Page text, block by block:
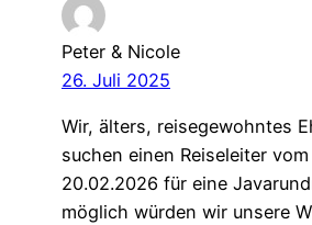
Peter & Nicole
26. Juli 2025
Wir, älters, reisegewohntes
suchen einen Reiseleiter
20.02.2026 für eine
möglich würden wir unsere